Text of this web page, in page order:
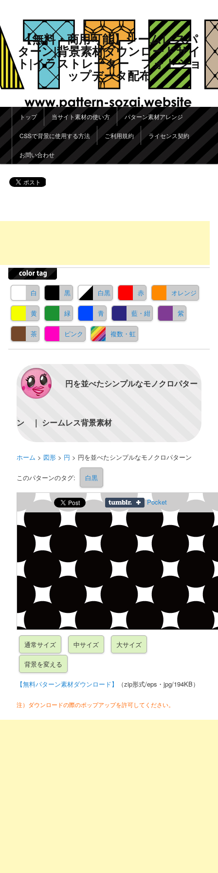
【無料・商用可能】シームレスパ
ターン|背景素材ダウンロードサイ
ト|イラストレーター フォトショ
ップデータ配布
メインメニュー
メインコンテンツへ移動
サブコンテンツへ移動
トップ 当サイト素材の使い方 パターン素材アレンジ
CSSで背景に使用する方法 ご利用規約 ライセンス契約
お問い合わせ
白 黒 白黒 赤 オレンジ
黄 緑 青 藍・紺 紫
茶 ピンク 複数・虹
円を並べたシンプルなモノクロパター
ン ｜ シームレス背景素材
ホーム > 図形 > 円 > 円を並べたシンプルなモノクロパターン
このパターンのタグ: 白黒
Pocket
【無料パターン素材ダウンロード】 （zip形式/eps・jpg/194KB）
注）ダウンロードの際のポップアップを許可してください。